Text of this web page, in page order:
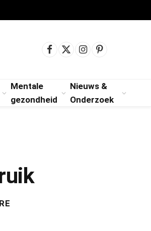
Facebook
X
InstagramPinterest
Mentale
gezondheid
Nieuws &
Onderzoek